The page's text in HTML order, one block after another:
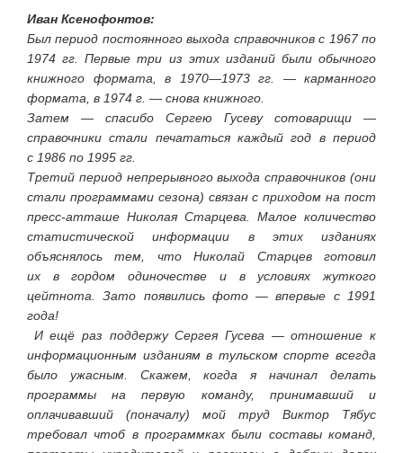
Иван Ксенофонтов:
Был период постоянного выхода справочников с 1967 по
1974 гг. Первые три из этих изданий были обычного
книжного формата, в 1970—1973 гг. — карманного
формата, в 1974 г. — снова книжного.
Затем — спасибо Сергею Гусеву сотоварищи —
справочники стали печататься каждый год в период
с 1986 по 1995 гг.
Третий период непрерывного выхода справочников (они
стали программами сезона) связан с приходом на пост
пресс-атташе Николая Старцева. Малое количество
статистической информации в этих изданиях
объяснялось тем, что Николай Старцев готовил
их в гордом одиночестве и в условиях жуткого
цейтнота. Зато появились фото — впервые с 1991
года!
И ещё раз поддержу Сергея Гусева — отношение к
информационным изданиям в тульском спорте всегда
было ужасным. Скажем, когда я начинал делать
программы на первую команду, принимавший и
оплачивавший (поначалу) мой труд Виктор Тябус
требовал чтоб в программках были составы команд,